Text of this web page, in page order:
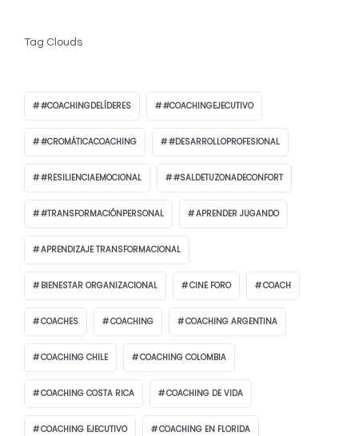
Tag Clouds
#COACHINGDELÍDERES #COACHINGEJECUTIVO
#CROMÁTICACOACHING #DESARROLLOPROFESIONAL
#RESILIENCIAEMOCIONAL #SALDETUZONADECONFORT
#TRANSFORMACIÓNPERSONAL APRENDER JUGANDO
APRENDIZAJE TRANSFORMACIONAL
BIENESTAR ORGANIZACIONAL CINE FORO COACH
COACHES COACHING COACHING ARGENTINA
COACHING CHILE COACHING COLOMBIA
COACHING COSTA RICA COACHING DE VIDA
COACHING EJECUTIVO COACHING EN FLORIDA